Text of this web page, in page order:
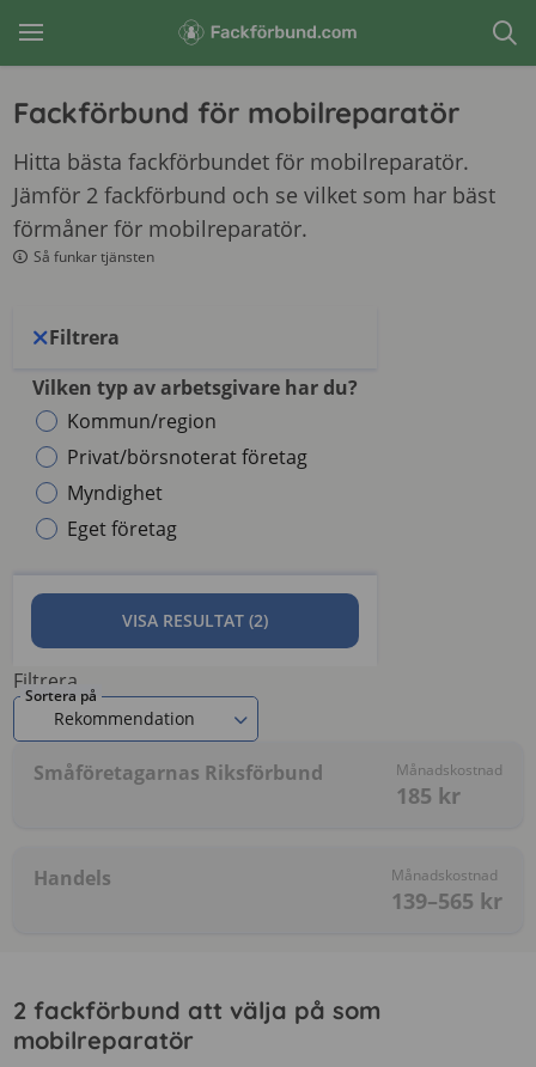
Fackförbund för mobilreparatör
Hitta bästa fackförbundet för mobilreparatör.
Jämför 2 fackförbund och se vilket som har bäst
förmåner för mobilreparatör.
Så funkar tjänsten
Filtrera
Vilken typ av arbetsgivare har du?
Kommun/region
Privat/börsnoterat företag
Myndighet
Eget företag
VISA RESULTAT (2)
Filtrera
Sortera på
Rekommendation
Småföretagarnas Riksförbund Månadskostnad
185 kr
Handels Månadskostnad
139–565 kr
2 fackförbund att välja på som
mobilreparatör